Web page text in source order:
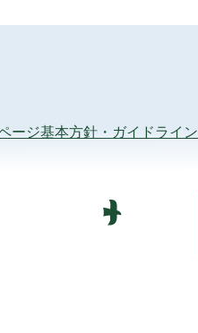
ージ基本方針・ガイドライン